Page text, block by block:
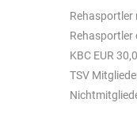
Rehasportler
Rehasportler
KBC EUR
TSV